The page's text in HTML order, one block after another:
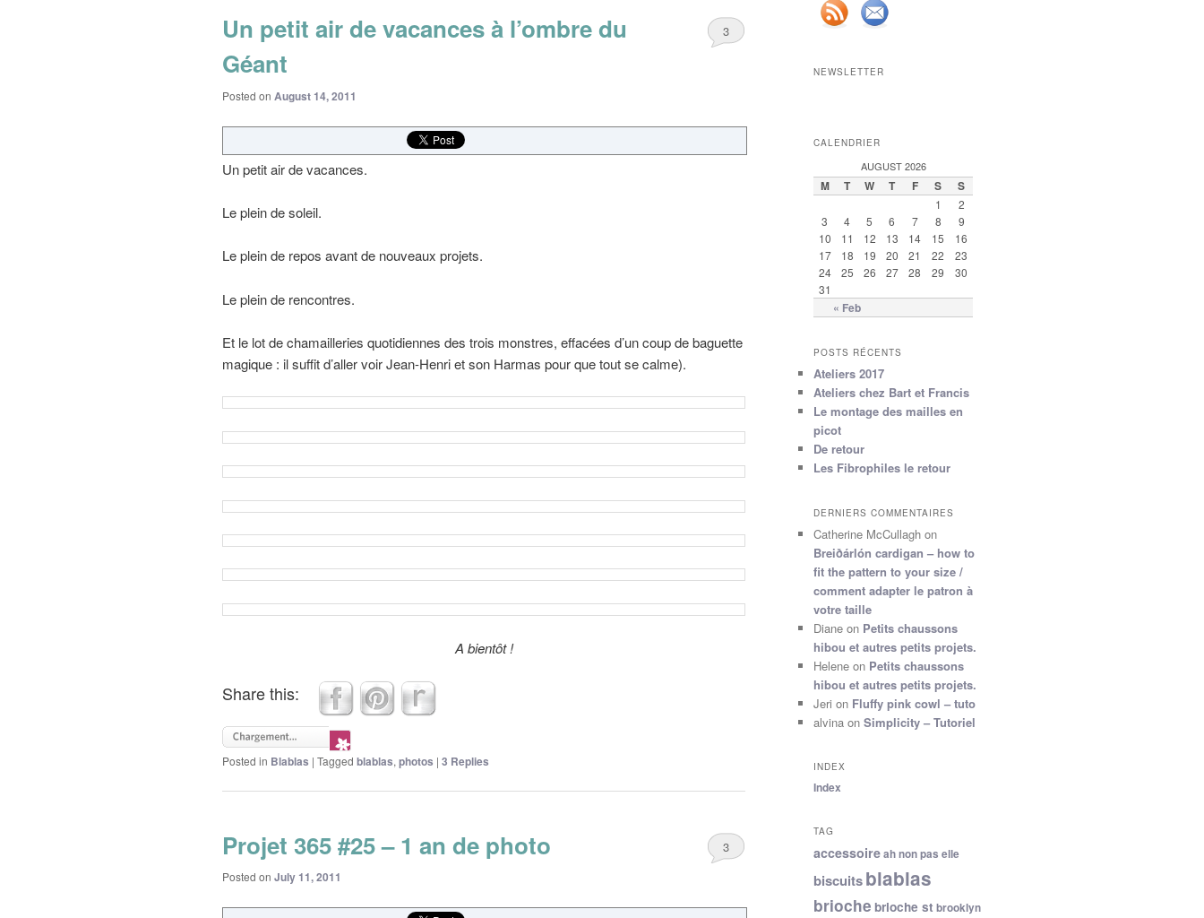
Un petit air de vacances à l’ombre du
Géant
Posted on August 14, 2011
3
Un petit air de vacances.
Le plein de soleil.
Le plein de repos avant de nouveaux projets.
Le plein de rencontres.
Et le lot de chamailleries quotidiennes des trois monstres, effacées d’un coup de baguette
magique : il suffit d’aller voir Jean-Henri et son Harmas pour que tout se calme).
A bientôt !
Share this:
Posted in Blablas | Tagged blablas, photos | 3 Replies
Projet 365 #25 – 1 an de photo
Posted on July 11, 2011
3
NEWSLETTER
CALENDRIER
AUGUST 2026
M T W T F S S
« Feb
1
2
3
4 5 6 7 8
9
10
11 12 13 14 15
16
17
18 19 20 21 22
23
24
25 26 27 28 29
30
31
POSTS RÉCENTS
Ateliers 2017
Ateliers chez Bart et Francis
Le montage des mailles en
picot
De retour
Les Fibrophiles le retour
DERNIERS COMMENTAIRES
Catherine McCullagh on
Breiðárlón cardigan – how to
fit the pattern to your size /
comment adapter le patron à
votre taille
Diane on Petits chaussons
hibou et autres petits projets.
Helene on Petits chaussons
hibou et autres petits projets.
Jeri on Fluffy pink cowl – tuto
alvina on Simplicity – Tutoriel
INDEX
Index
TAG
accessoireah non pas elle
biscuitsblablas
brioche brioche st brooklyn